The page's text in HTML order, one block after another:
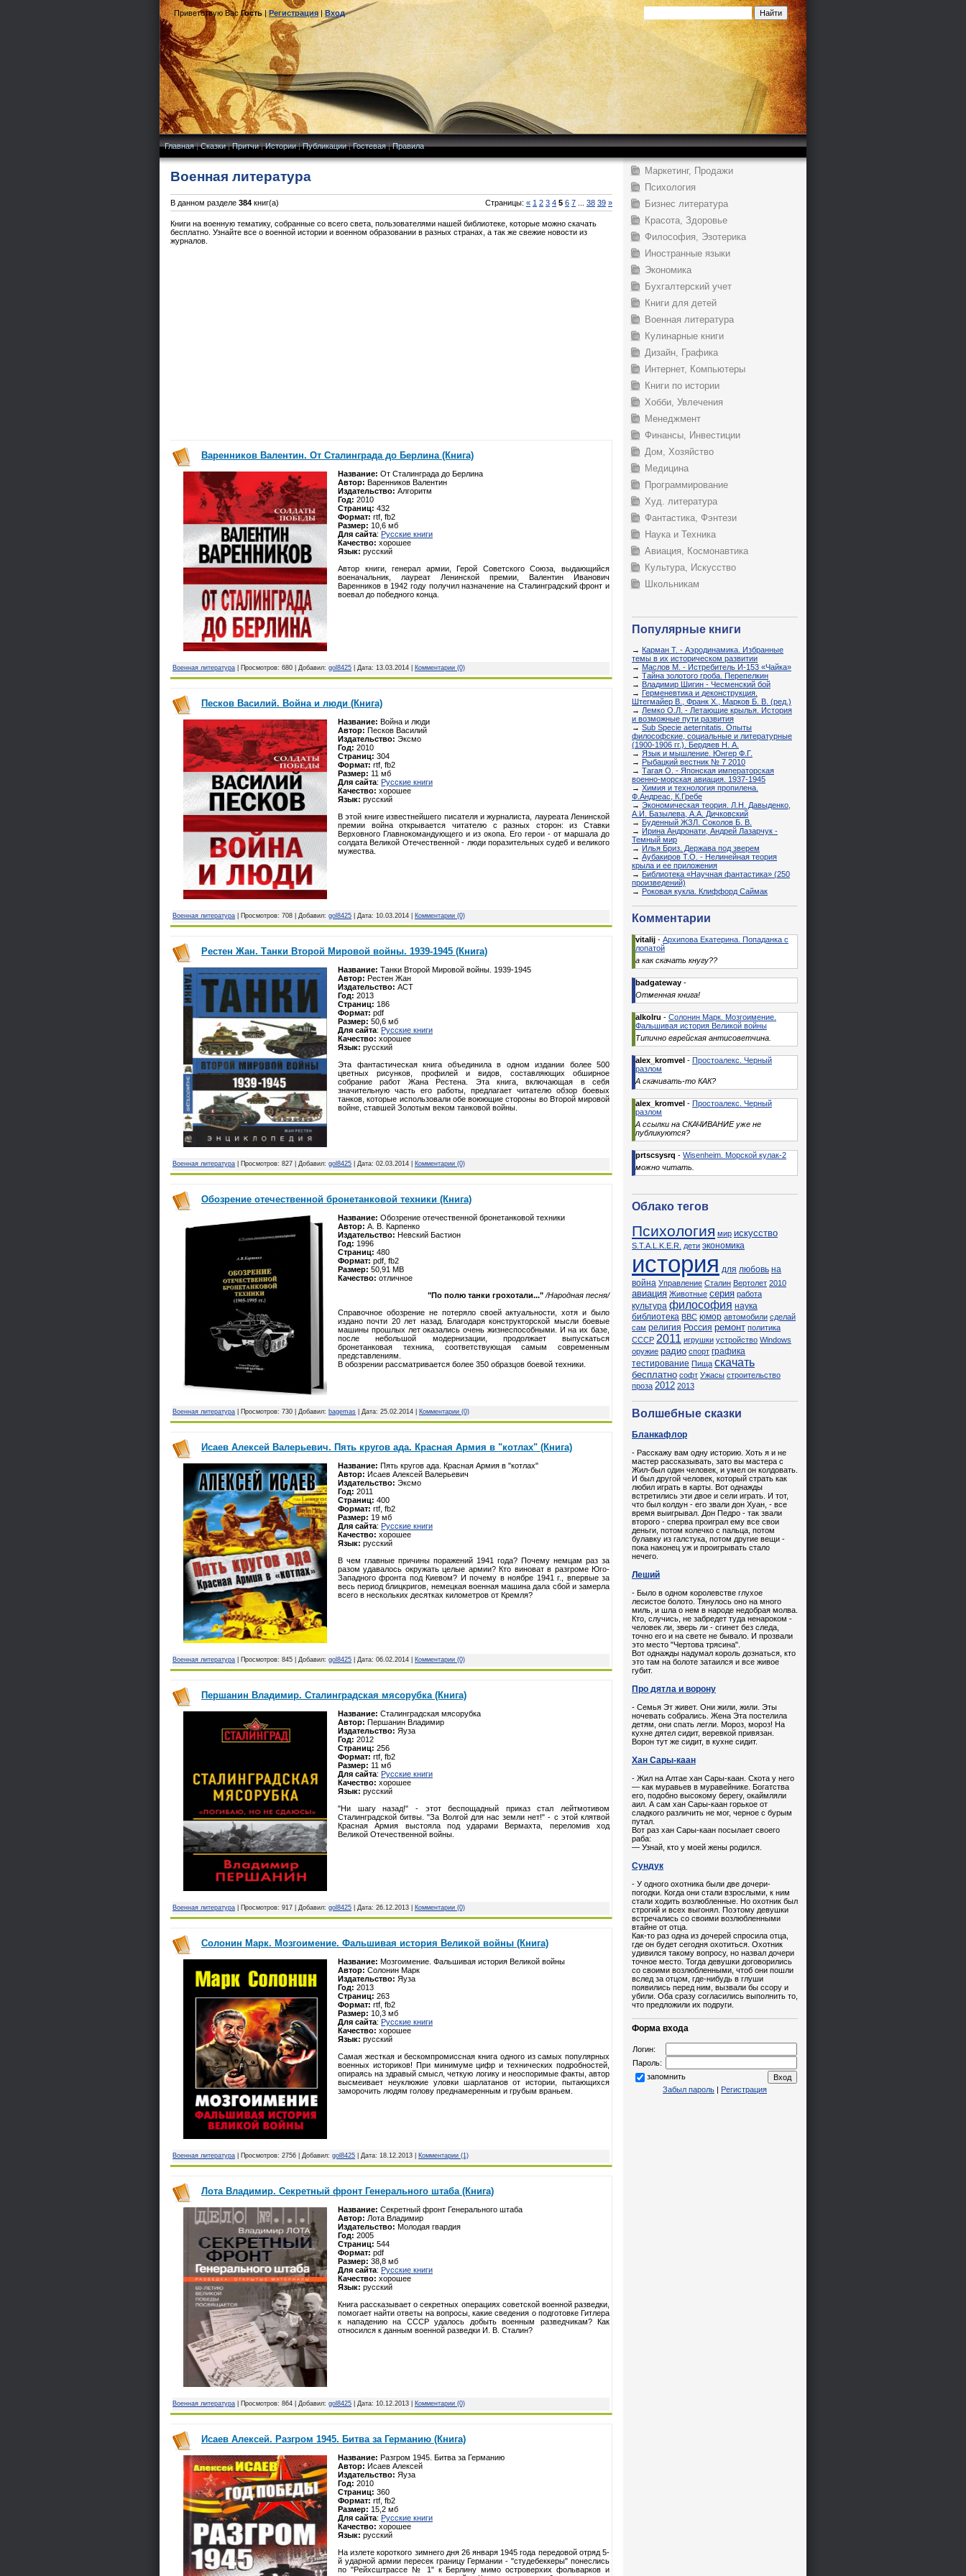
Приветствую Вас Гость|Регистрация|Вход
Главная|Сказки|Притчи|Истории|Публикации|Гостевая|Правила
Военная литература
В данном разделе 384 книг(а) Страницы: « 1 2 3 4 5 6 7 38 39 »
Книги на военную тематику, собранные со всего света, пользователями нашей библиотеке, которые можно скачать
бесплатно. Узнайте все о военной истории и военном образовании в разных странах, а так же свежие новости из
журналов.
Варенников Валентин. От Сталинграда до Берлина (Книга)
Название: От Сталинграда до Берлина
Автор: Варенников Валентин
Издательство: Алгоритм
Год: 2010
Страниц: 432
Формат: rtf, fb2
Размер: 10,6 мб
Для сайта: Русские книги
Качество: хорошее
Язык: русский
Автор книги, генерал армии, Герой Советского Союза, выдающийся
военачальник, лауреат Ленинской премии, Валентин Иванович
Варенников в 1942 году получил назначение на Сталинградский фронт и
воевал до победного конца.
Военная литература | Просмотров: 680 | Добавил: gol8425 | Дата: 13.03.2014 Комментарии (0)
Песков Василий. Война и люди (Книга)
Название: Война и люди
Автор: Песков Василий
Издательство: Эксмо
Год: 2010
Страниц: 304
Формат: rtf, fb2
Размер: 11 мб
Для сайта: Русские книги
Качество: хорошее
Язык: русский
В этой книге известнейшего писателя и журналиста, лауреата Ленинской
премии война открывается читателю с разных сторон: из Ставки
Верховного Главнокомандующего и из окопа. Его герои - от маршала до
солдата Великой Отечественной - люди поразительных судеб и великого
мужества.
Военная литература | Просмотров: 708 | Добавил: gol8425 | Дата: 10.03.2014 Комментарии (0)
Рестен Жан. Танки Второй Мировой войны. 1939-1945 (Книга)
Название: Танки Второй Мировой войны. 1939-1945
Автор: Рестен Жан
Издательство: АСТ
Год: 2013
Страниц: 186
Формат: pdf
Размер: 50,6 мб
Для сайта: Русские книги
Качество: хорошее
Язык: русский
Эта фантастическая книга объединила в одном издании более 500
цветных рисунков, профилей и видов, составляющих обширное
собрание работ Жана Рестена. Эта книга, включающая в себя
значительную часть его работы, предлагает читателю обзор боевых
танков, которые использовали обе воюющие стороны во Второй мировой
войне, ставшей Золотым веком танковой войны.
Военная литература | Просмотров: 827 | Добавил: gol8425 | Дата: 02.03.2014 Комментарии (0)
Обозрение отечественной бронетанковой техники (Книга)
Название: Обозрение отечественной бронетанковой техники
Автор: А. В. Карпенко
Издательство: Невский Бастион
Год: 1996
Страниц: 480
Формат: pdf, fb2
Размер: 50,91 MB
Качество: отличное
"По полю танки грохотали..." /Народная песня/
Справочное обозрение не потеряло своей актуальности, хотя и было
издано почти 20 лет назад. Благодаря конструкторской мысли боевые
машины прошлых лет оказались очень жизнеспособными. И на их базе,
после небольшой модернизации, продолжает выпускаться
бронетанковая техника, соответствующая самым современным
представлениям.
В обозрении рассматривается более 350 образцов боевой техники.
Военная литература | Просмотров: 730 | Добавил: bagemas | Дата: 25.02.2014 Комментарии (0)
Исаев Алексей Валерьевич. Пять кругов ада. Красная Армия в "котлах" (Книга)
Название: Пять кругов ада. Красная Армия в "котлах"
Автор: Исаев Алексей Валерьевич
Издательство: Эксмо
Год: 2011
Страниц: 400
Формат: rtf, fb2
Размер: 19 мб
Для сайта: Русские книги
Качество: хорошее
Язык: русский
В чем главные причины поражений 1941 года? Почему немцам раз за
разом удавалось окружать целые армии? Кто виноват в разгроме Юго-
Западного фронта под Киевом? И почему в ноябре 1941 г., впервые за
весь период блицкригов, немецкая военная машина дала сбой и замерла
всего в нескольких десятках километров от Кремля?
Военная литература | Просмотров: 845 | Добавил: gol8425 | Дата: 06.02.2014 Комментарии (0)
Першанин Владимир. Сталинградская мясорубка (Книга)
Название: Сталинградская мясорубка
Автор: Першанин Владимир
Издательство: Яуза
Год: 2012
Страниц: 256
Формат: rtf, fb2
Размер: 11 мб
Для сайта: Русские книги
Качество: хорошее
Язык: русский
"Ни шагу назад!" - этот беспощадный приказ стал лейтмотивом
Сталинградской битвы. "За Волгой для нас земли нет!" - с этой клятвой
Красная Армия выстояла под ударами Вермахта, переломив ход
Великой Отечественной войны.
Военная литература | Просмотров: 917 | Добавил: gol8425 | Дата: 26.12.2013 Комментарии (0)
Солонин Марк. Мозгоимение. Фальшивая история Великой войны (Книга)
Название: Мозгоимение. Фальшивая история Великой войны
Автор: Солонин Марк
Издательство: Яуза
Год: 2013
Страниц: 263
Формат: rtf, fb2
Размер: 10,3 мб
Для сайта: Русские книги
Качество: хорошее
Язык: русский
Самая жесткая и бескомпромиссная книга одного из самых популярных
военных историков! При минимуме цифр и технических подробностей,
опираясь на здравый смысл, четкую логику и неоспоримые факты, автор
высмеивает неуклюжие уловки шарлатанов от истории, пытающихся
заморочить людям голову преднамеренным и грубым враньем.
Военная литература | Просмотров: 2756 | Добавил: gol8425 | Дата: 18.12.2013 Комментарии (1)
Лота Владимир. Секретный фронт Генерального штаба (Книга)
Название: Секретный фронт Генерального штаба
Автор: Лота Владимир
Издательство: Молодая гвардия
Год: 2005
Страниц: 544
Формат: pdf
Размер: 38,8 мб
Для сайта: Русские книги
Качество: хорошее
Язык: русский
Книга рассказывает о секретных операциях советской военной разведки,
помогает найти ответы на вопросы, какие сведения о подготовке Гитлера
к нападению на СССР удалось добыть военным разведчикам? Как
относился к данным военной разведки И. В. Сталин?
Военная литература | Просмотров: 864 | Добавил: gol8425 | Дата: 10.12.2013 Комментарии (0)
Исаев Алексей. Разгром 1945. Битва за Германию (Книга)
Название: Разгром 1945. Битва за Германию
Автор: Исаев Алексей
Издательство: Яуза
Год: 2010
Страниц: 360
Формат: rtf, fb2
Размер: 15,2 мб
Для сайта: Русские книги
Качество: хорошее
Язык: русский
На излете короткого зимнего дня 26 января 1945 года передовой отряд 5-
й ударной армии пересек границу Германии - "студебеккеры" понеслись
по "Рейхсштрассе № 1" к Берлину мимо островерхих фольварков и
Маркетинг, Продажи
Психология
Бизнес литература
Красота, Здоровье
Философия, Эзотерика
Иностранные языки
Экономика
Бухгалтерский учет
Книги для детей
Военная литература
Кулинарные книги
Дизайн, Графика
Интернет, Компьютеры
Книги по истории
Хобби, Увлечения
Менеджмент
Финансы, Инвестиции
Дом, Хозяйство
Медицина
Программирование
Худ. литература
Фантастика, Фэнтези
Наука и Техника
Авиация, Космонавтика
Культура, Искусство
Школьникам
Популярные книги
→ Карман Т. - Аэродинамика. Избранные
темы в их историческом развитии
→ Маслов М. - Истребитель И-153 «Чайка»
→ Тайна золотого гроба. Перепелкин
→ Владимир Шигин - Чесменский бой
→ Герменевтика и деконструкция.
Штегмайер В., Франк Х., Марков Б. В. (ред.)
→ Лемко О.Л. - Летающие крылья. История
и возможные пути развития
→ Sub Specie aeternitatis. Опыты
философские, социальные и литературные
(1900-1906 гг.). Бердяев Н. А.
→ Язык и мышление. Юнгер Ф.Г.
→ Рыбацкий вестник № 7 2010
→ Тагая О. - Японская императорская
военно-морская авиация. 1937-1945
→ Химия и технология пропилена.
Ф.Андреас, К.Гребе
→ Экономическая теория. Л.Н. Давыденко,
А.И. Базылева, А.А. Дичковский
→ Буденный ЖЗЛ. Соколов Б. В.
→ Ирина Андронати, Андрей Лазарчук -
Темный мир
→ Илья Бриз. Держава под зверем
→ Аубакиров Т.О. - Нелинейная теория
крыла и ее приложения
→ Библиотека «Научная фантастика» (250
произведений)
→ Роковая кукла. Клиффорд Саймак
Комментарии
vitalij - Архипова Екатерина. Попаданка с
лопатой
а как скачать кнугу??
badgateway -
Отменная книга!
alkolru - Солонин Марк. Мозгоимение.
Фальшивая история Великой войны
Типично еврейская антисоветчина.
alex_kromvel - Простоалекс. Черный
разлом
А скачивать-то КАК?
alex_kromvel - Простоалекс. Черный
разлом
А ссылки на СКАЧИВАНИЕ уже не
публикуются?
prtscsysrq - Wisenheim. Морской кулак-2
можно читать.
Облако тегов
Психология мир искусство
S.T.A.L.K.E.R. дети экономика
история для любовь на
война Управление Сталин Вертолет 2010
авиация Животные серия работа
культура философия наука
библиотека ВВС юмор автомобили сделай
сам религия Россия ремонт политика
СССР 2011 игрушки устройство Windows
оружие радио спорт графика
тестирование Пища скачать
бесплатно софт Ужасы строительство
проза 2012 2013
Волшебные сказки
Бланкафлор
- Расскажу вам одну историю. Хоть я и не
мастер рассказывать, зато вы мастера с
Жил-был один человек, и умел он колдовать.
И был другой человек, который страть как
любил играть в карты. Вот однажды
встретились эти двое и сели играть. И тот,
что был колдун - его звали дон Хуан, - все
время выигрывал. Дон Педро - так звали
второго - сперва проиграл ему все свои
деньги, потом колечко с пальца, потом
булавку из галстука, потом другие вещи -
пока наконец уж и проигрывать стало
нечего.
Леший
- Было в одном королевстве глухое
лесистое болото. Тянулось оно на много
миль, и шла о нем в народе недобрая молва.
Кто, случись, не забредет туда ненароком -
человек ли, зверь ли - сгинет без следа,
точно его и на свете не бывало. И прозвали
это место "Чертова трясина".
Вот однажды надумал король дознаться, кто
это там на болоте затаился и все живое
губит.
Про дятла и ворону
- Семья Эт живет. Они жили, жили. Эты
ночевать собрались. Жена Эта постелила
детям, они спать легли. Мороз, мороз! На
кухне дятел сидит, веревкой привязан.
Ворон тут же сидит, в кухне сидит.
Хан Сары-каан
- Жил на Алтае хан Сары-каан. Скота у него
— как муравьев в муравейнике. Богатства
его, подобно высокому берегу, окаймляли
аил. А сам хан Сары-каан горькое от
сладкого различить не мог, черное с бурым
путал.
Вот раз хан Сары-каан посылает своего
раба:
— Узнай, кто у моей жены родился.
Сундук
- У одного охотника были две дочери-
погодки. Когда они стали взрослыми, к ним
стали ходить возлюбленные. Но охотник был
строгий и всех выгонял. Поэтому девушки
встречались со своими возлюбленными
втайне от отца.
Как-то раз одна из дочерей спросила отца,
где он будет сегодня охотиться. Охотник
удивился такому вопросу, но назвал дочери
точное место. Тогда девушки договорились
со своими возлюбленными, чтоб они пошли
вслед за отцом, где-нибудь в глуши
появились перед ним, вызвали бы ссору и
убили. Оба сразу согласились выполнить то,
что предложили их подруги.
Форма входа
Логин:
Пароль:
запомнить
Забыл пароль
Регистрация